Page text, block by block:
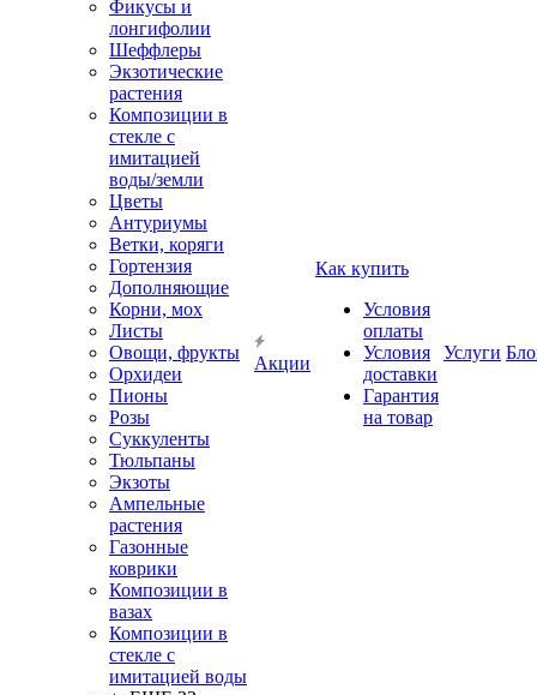
Фикусы и
лонгифолии
Шеффлеры
Экзотические
растения
Композиции в
стекле с
имитацией
воды/земли
Цветы
Антуриумы
Ветки, коряги
Гортензия
Дополняющие
Корни, мох
Листы
Овощи, фрукты
Орхидеи
Пионы
Розы
Суккуленты
Тюльпаны
Экзоты
Ампельные
растения
Газонные
коврики
Композиции в
вазах
Композиции в
стекле с
имитацией воды
Акции
Как купить
Условия
оплаты
Условия
доставки
Гарантия
на товар
Услуги